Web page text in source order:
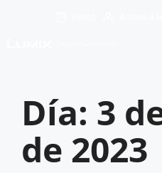
Día: 3
de 2023